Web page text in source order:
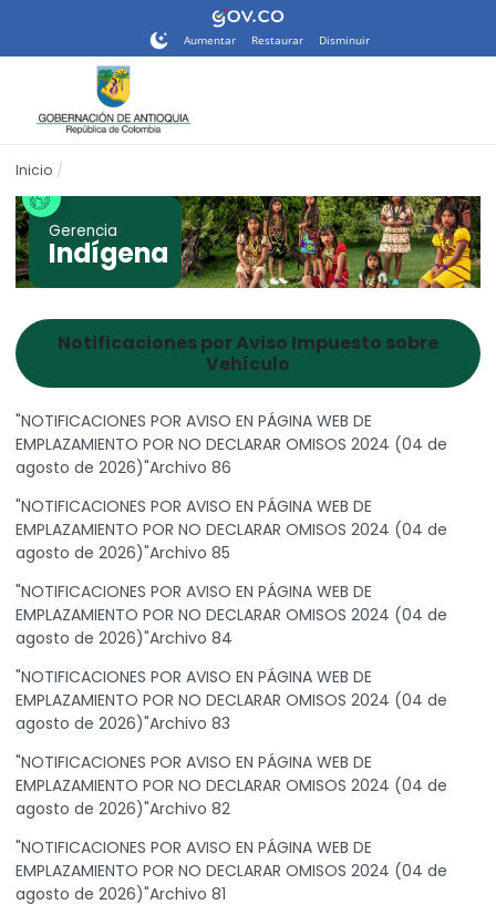
sitio
de
accesibilidad.
Aumentar Restaurar Disminuir
Inicio
Gerencia
Indígena
Notificaciones por Aviso Impuesto sobre
Vehículo
"NOTIFICACIONES POR AVISO EN PÁGINA WEB DE
EMPLAZAMIENTO POR NO DECLARAR OMISOS 2024 (04 de
agosto de 2026)"Archivo 86
"NOTIFICACIONES POR AVISO EN PÁGINA WEB DE
EMPLAZAMIENTO POR NO DECLARAR OMISOS 2024 (04 de
agosto de 2026)"Archivo 85
"NOTIFICACIONES POR AVISO EN PÁGINA WEB DE
EMPLAZAMIENTO POR NO DECLARAR OMISOS 2024 (04 de
agosto de 2026)"Archivo 84
"NOTIFICACIONES POR AVISO EN PÁGINA WEB DE
EMPLAZAMIENTO POR NO DECLARAR OMISOS 2024 (04 de
agosto de 2026)"Archivo 83
"NOTIFICACIONES POR AVISO EN PÁGINA WEB DE
EMPLAZAMIENTO POR NO DECLARAR OMISOS 2024 (04 de
agosto de 2026)"Archivo 82
"NOTIFICACIONES POR AVISO EN PÁGINA WEB DE
EMPLAZAMIENTO POR NO DECLARAR OMISOS 2024 (04 de
agosto de 2026)"Archivo 81